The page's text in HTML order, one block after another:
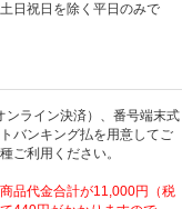
日祝日を除く平日のみで
ンライン決済）、番号端末式
バンキング払を用意してご
ご利用ください。
品代金合計が11,000円（税